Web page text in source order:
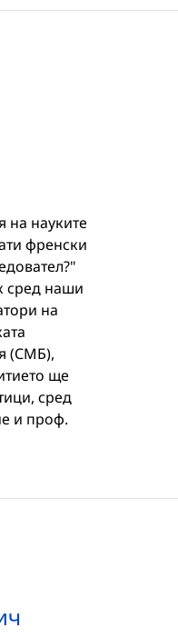
на науките
френски
сред наши
на
(СМБ),
ще
сред
и проф.